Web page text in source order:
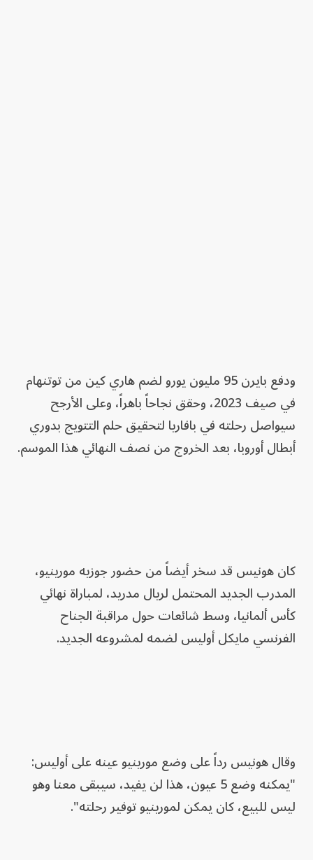
ودفع بايرن 95 مليون يورو لضم هاري كين من توتنهام
في صيف 2023، وحقق نجاحاً باهراً، وعلى الأرجح
سيواصل رحلته في بافاريا لتحقيق حلم التتويج بدوري
أبطال أوروبا، بعد الخروج من نصف النهائي هذا الموسم.
كان هونيس قد سخر أيضاً من حضور جوزيه مورينيو،
المدرب الجديد المحتمل لريال مدريد، لمباراة نهائي
كأس ألمانيا، وسط شائعات حول مراقبة الجناح
الفرنسي مايكل أوليس لضمه لمشروعه الجديد.
وقال هونيس رداً على وضع مورينيو عينه على أوليس:
"يمكنه وضع 5 عيون، هذا لن يفيد، سيبقى معنا وهو
ليس للبيع، كان يمكن لمورينيو توفير رحلته".